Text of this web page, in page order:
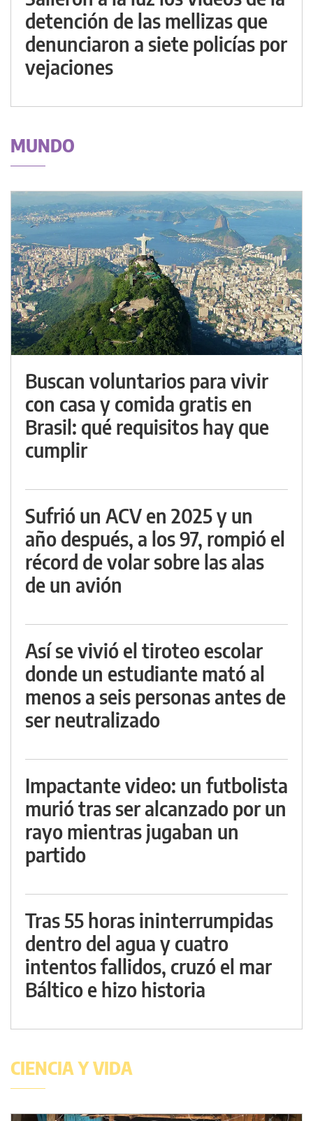
detención de las mellizas que
denunciaron a siete policías por
vejaciones
MUNDO
Buscan voluntarios para vivir
con casa y comida gratis en
Brasil: qué requisitos hay que
cumplir
Sufrió un ACV en 2025 y un
año después, a los 97, rompió el
récord de volar sobre las alas
de un avión
Así se vivió el tiroteo escolar
donde un estudiante mató al
menos a seis personas antes de
ser neutralizado
Impactante video: un futbolista
murió tras ser alcanzado por un
rayo mientras jugaban un
partido
Tras 55 horas ininterrumpidas
dentro del agua y cuatro
intentos fallidos, cruzó el mar
Báltico e hizo historia
CIENCIA Y VIDA